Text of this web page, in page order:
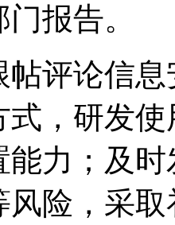
报告。
帖评论信
式，研发
能力；及
风险，采